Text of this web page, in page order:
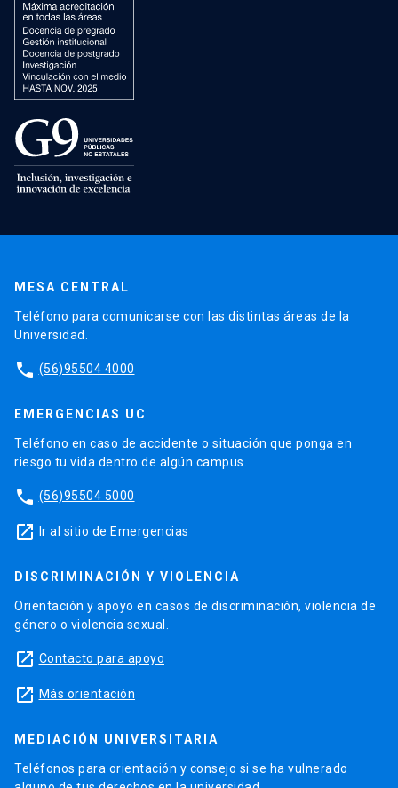
MESA CENTRAL
Teléfono para comunicarse con las distintas áreas de la
Universidad.
phone (56)95504 4000
EMERGENCIAS UC
Teléfono en caso de accidente o situación que ponga en
riesgo tu vida dentro de algún campus.
phone (56)95504 5000
launch Ir al sitio de Emergencias
DISCRIMINACIÓN Y VIOLENCIA
Orientación y apoyo en casos de discriminación, violencia de
género o violencia sexual.
launch Contacto para apoyo
launch Más orientación
MEDIACIÓN UNIVERSITARIA
Teléfonos para orientación y consejo si se ha vulnerado